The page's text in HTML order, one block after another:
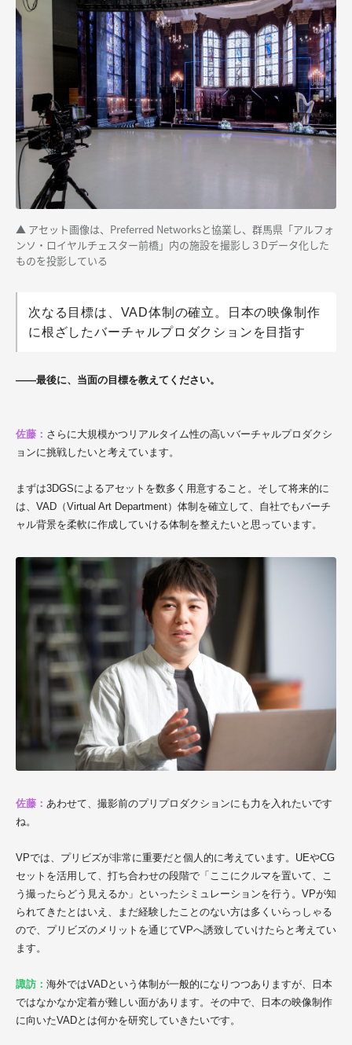
▲ アセット画像は、Preferred Networksと協業し、群馬県「アルフォ
ンソ・ロイヤルチェスター前橋」内の施設を撮影し３Dデータ化した
ものを投影している
次なる目標は、VAD体制の確立。日本の映像制作
に根ざしたバーチャルプロダクションを目指す
——最後に、当面の目標を教えてください。
佐藤： さらに大規模かつリアルタイム性の高いバーチャルプロダクシ
ョンに挑戦したいと考えています。
まずは3DGSによるアセットを数多く用意すること。そして将来的に
は、VAD（Virtual Art Department）体制を確立して、自社でもバーチ
ャル背景を柔軟に作成していける体制を整えたいと思っています。
佐藤： あわせて、撮影前のプリプロダクションにも力を入れたいです
ね。
VPでは、プリビズが非常に重要だと個人的に考えています。UEやCG
セットを活用して、打ち合わせの段階で「ここにクルマを置いて、こ
う撮ったらどう見えるか」といったシミュレーションを行う。VPが知
られてきたとはいえ、まだ経験したことのない方は多くいらっしゃる
ので、プリビズのメリットを通じてVPへ誘致していけたらと考えてい
ます。
諏訪： 海外ではVADという体制が一般的になりつつありますが、日本
ではなかなか定着が難しい面があります。その中で、日本の映像制作
に向いたVADとは何かを研究していきたいです。